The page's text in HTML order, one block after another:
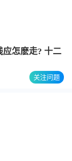
应怎麽走? 十二
关注问题